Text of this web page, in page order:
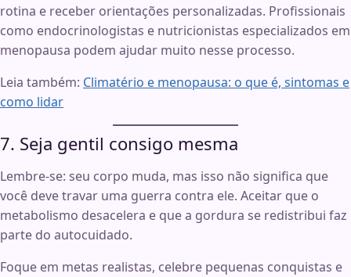
rotina e receber orientações personalizadas. Profissionais
como endocrinologistas e nutricionistas especializados em
menopausa podem ajudar muito nesse processo.
Leia também: Climatério e menopausa: o que é, sintomas e
como lidar
7. Seja gentil consigo mesma
Lembre-se: seu corpo muda, mas isso não significa que
você deve travar uma guerra contra ele. Aceitar que o
metabolismo desacelera e que a gordura se redistribui faz
parte do autocuidado.
Foque em metas realistas, celebre pequenas conquistas e